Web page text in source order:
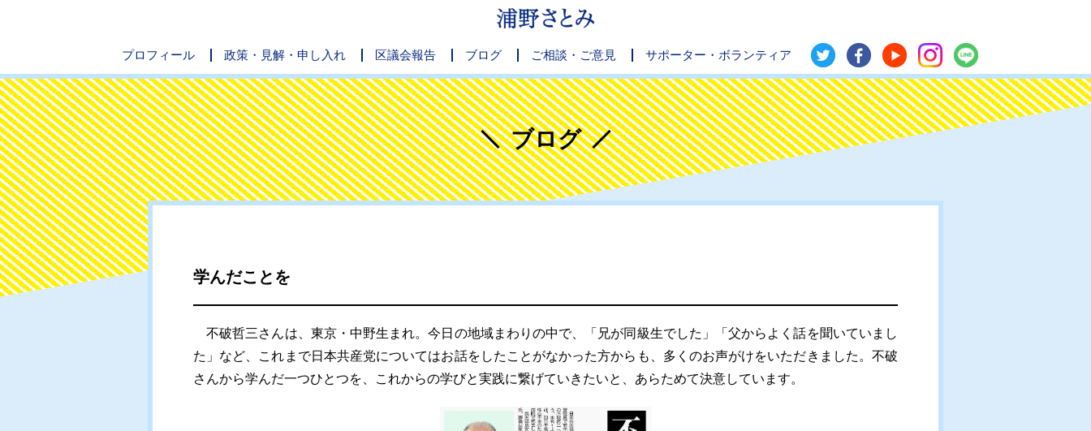
プロフィール 政策・見解・申し入れ 区議会報告 ブログ ご相談・ご意見 サポーター・ボランティア
ブログ
学んだことを
不破哲三さんは、東京・中野生まれ。今日の地域まわりの中で、「兄が同級生でした」「父からよく話を聞いていまし
た」など、これまで日本共産党についてはお話をしたことがなかった方からも、多くのお声がけをいただきました。不破
さんから学んだ一つひとつを、これからの学びと実践に繋げていきたいと、あらためて決意しています。